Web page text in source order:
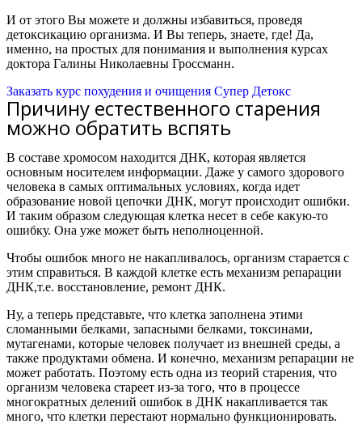
И от этого Вы можете и должны избавиться, проведя
детоксикацию организма. И Вы теперь, знаете, где! Да,
именно, на простых для понимания и выполнения курсах
доктора Галины Николаевны Гроссманн.
Заказать курс похудения и очищения Супер Детокс
Причину естественного старения
можно обратить вспять
В составе хромосом находится ДНК, которая является
основным носителем информации. Даже у самого здорового
человека в самых оптимальных условиях, когда идет
образование новой цепочки ДНК, могут происходит ошибки.
И таким образом следующая клетка несет в себе какую-то
ошибку. Она уже может быть неполноценной.
Чтобы ошибок много не накапливалось, организм старается с
этим справиться. В каждой клетке есть механизм репарации
ДНК,т.е. восстановление, ремонт ДНК.
Ну, а теперь представьте, что клетка заполнена этими
сломанными белками, запасными белками, токсинами,
мутагенами, которые человек получает из внешней среды, а
также продуктами обмена. И конечно, механизм репарации не
может работать. Поэтому есть одна из теорий старения, что
организм человека стареет из-за того, что в процессе
многократных делений ошибок в ДНК накапливается так
много, что клетки перестают нормально функционировать.